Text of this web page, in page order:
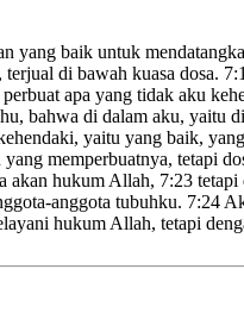
yang baik untuk
terjual di bawah kuasa dosa.
apa yang tidak aku
bahwa di dalam aku, yaitu
yaitu yang baik,
memperbuatnya, tetapi
akan hukum Allah, 7:23 tetapi
anggota tubuhku. 7:24
hukum Allah, tetapi